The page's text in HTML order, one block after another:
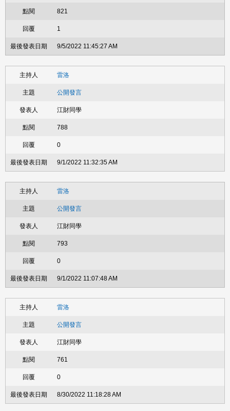
821
1
9/5/2022 11:45:27 AM
雷洛
公開發言
江財同學
788
0
9/1/2022 11:32:35 AM
雷洛
公開發言
江財同學
793
0
9/1/2022 11:07:48 AM
雷洛
公開發言
江財同學
761
0
8/30/2022 11:18:28 AM